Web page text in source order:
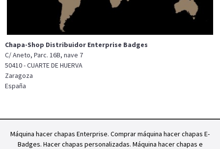
Chapa-Shop Distribuidor Enterprise Badges
C/ Aneto, Parc. 16B, nave 7
50410 - CUARTE DE HUERVA
Zaragoza
España
Máquina hacer chapas Enterprise. Comprar máquina hacer chapas E-
Badges. Hacer chapas personalizadas. Máquina hacer chapas e